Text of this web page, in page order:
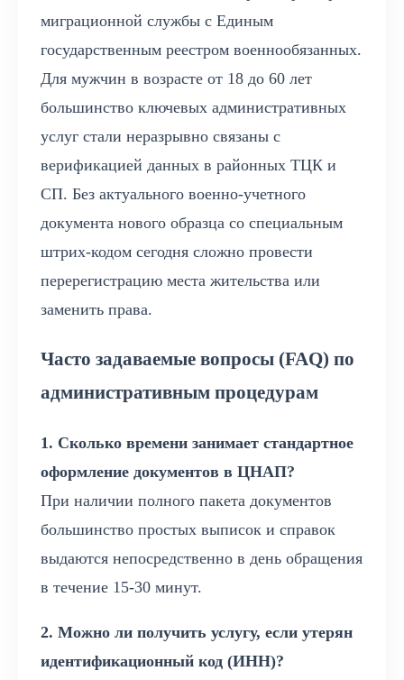
миграционной службы с Единым
государственным реестром военнообязанных.
Для мужчин в возрасте от 18 до 60 лет
большинство ключевых административных
услуг стали неразрывно связаны с
верификацией данных в районных ТЦК и
СП. Без актуального военно-учетного
документа нового образца со специальным
штрих-кодом сегодня сложно провести
перерегистрацию места жительства или
заменить права.
Часто задаваемые вопросы (FAQ) по
административным процедурам
1. Сколько времени занимает стандартное
оформление документов в ЦНАП?
При наличии полного пакета документов
большинство простых выписок и справок
выдаются непосредственно в день обращения
в течение 15-30 минут.
2. Можно ли получить услугу, если утерян
идентификационный код (ИНН)?